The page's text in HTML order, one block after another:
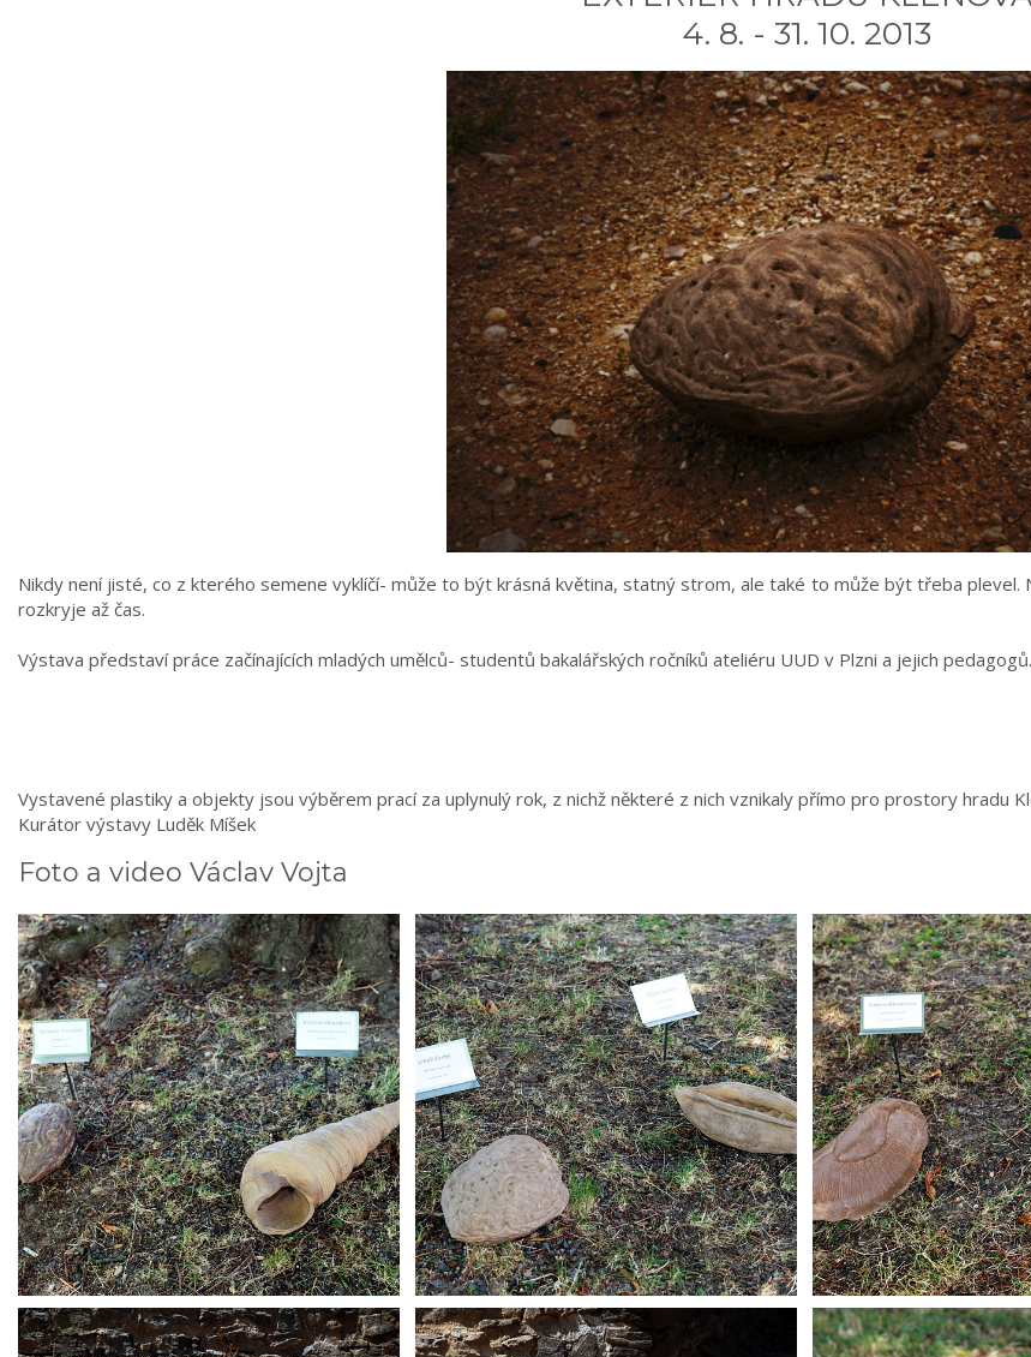
4. 8. - 31. 10. 2013
Nikdy není jisté, co z kterého semene vyklíčí- může to být krásná květina, statný strom, ale také to může být třeba plevel.
rozkryje až čas.
Výstava představí práce začínajících mladých umělců- studentů bakalářských ročníků ateliéru UUD v Plzni a jejich pedagogů.
Vystavené plastiky a objekty jsou výběrem prací za uplynulý rok, z nichž některé z nich vznikaly přímo pro prostory hradu
Kurátor výstavy Luděk Míšek
Foto a video Václav Vojta